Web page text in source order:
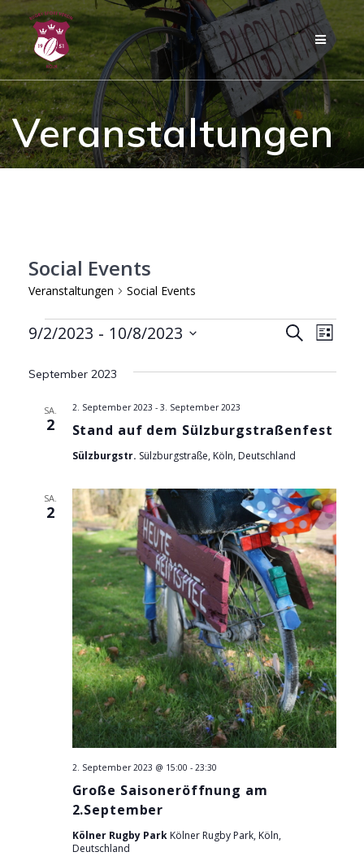
Inhalt
springen
Veranstaltungen
Social Events
Veranstaltungen Social Events
Veranstaltungen
V
e
a
s
t
a
l
t
u
n
g
SucheV
n
t
a
l
t
u
n
g
A
n
s
i
Liste
9/2/2023 - 10/8/2023
wählen.
September 2023
SA.
2 Stand auf dem Sülzburgstraßenfest
2. September 2023 - 3. September 2023
Sülzburgstr. Sülzburgstraße, Köln, Deutschland
SA.
2
Große Saisoneröffnung am
2.September
2. September 2023 @ 15:00 - 23:30
Kölner Rugby Park Kölner Rugby Park, Köln,
Deutschland